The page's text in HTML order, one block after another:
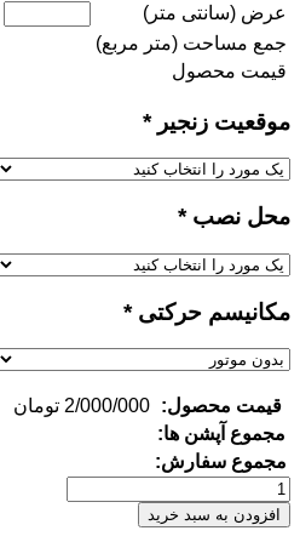
عرض (سانتی متر)
جمع مساحت (متر مربع)
قیمت محصول
موقعیت زنجیر *
محل نصب *
مکانیسم حرکتی *
قیمت محصول: 2/000/000 تومان
مجموع آپشن ها:
مجموع سفارش:
پرده
زبرا
طرح
افزودن به سبد خرید